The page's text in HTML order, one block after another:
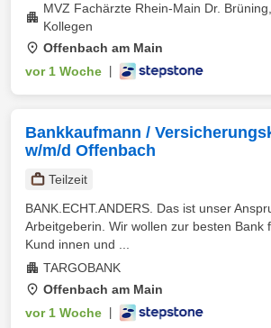
MVZ Fachärzte Rhein-Main Dr.
Kollegen
Offenbach am Main
vor 1 Woche
Bankkaufmann /
w/m/d Offenbach
Teilzeit
BANK.ECHT.ANDERS. Das ist unser
Arbeitgeberin. Wir wollen zur besten Bank
Kund innen und ...
TARGOBANK
Offenbach am Main
vor 1 Woche